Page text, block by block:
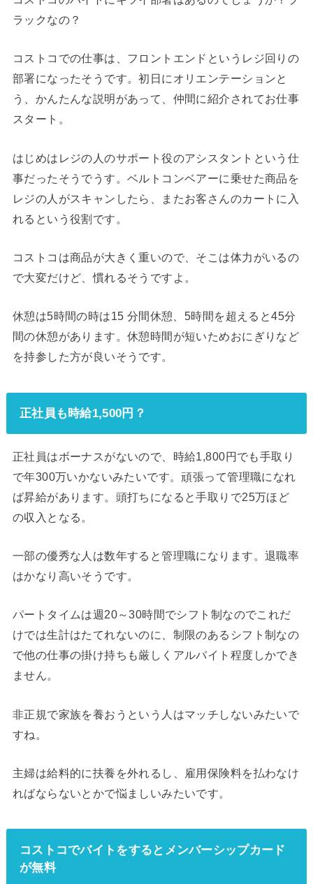
ラックなの？
コストコでの仕事は、フロントエンドというレジ回りの
部署になったそうです。初日にオリエンテーションと
う、かんたんな説明があって、仲間に紹介されてお仕事
スタート。
はじめはレジの人のサポート役のアシスタントという仕
事だったそうでうす。ベルトコンベアーに乗せた商品を
レジの人がスキャンしたら、またお客さんのカートに入
れるという役割です。
コストコは商品が大きく重いので、そこは体力がいるの
で大変だけど、慣れるそうですよ。
休憩は5時間の時は15 分間休憩、5時間を超えると45分
間の休憩があります。休憩時間が短いためおにぎりなど
を持参した方が良いそうです。
正社員も時給1,500円？
正社員はボーナスがないので、時給1,800円でも手取り
で年300万いかないみたいです。頑張って管理職になれ
ば昇給があります。頭打ちになると手取りで25万ほど
の収入となる。
一部の優秀な人は数年すると管理職になります。退職率
はかなり高いそうです。
パートタイムは週20～30時間でシフト制なのでこれだ
けでは生計はたてれないのに、制限のあるシフト制なの
で他の仕事の掛け持ちも厳しくアルバイト程度しかでき
ません。
非正規で家族を養おうという人はマッチしないみたいで
すね。
主婦は給料的に扶養を外れるし、雇用保険料を払わなけ
ればならないとかで悩ましいみたいです。
コストコでバイトをするとメンバーシップカード
が無料